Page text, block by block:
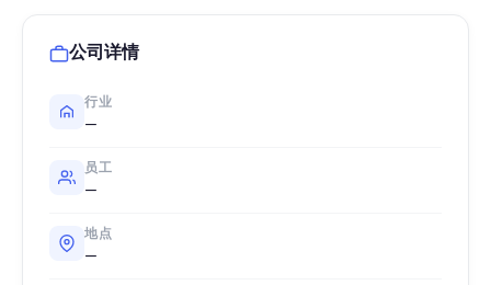
公司详情
行业
—
员工
—
地点
—